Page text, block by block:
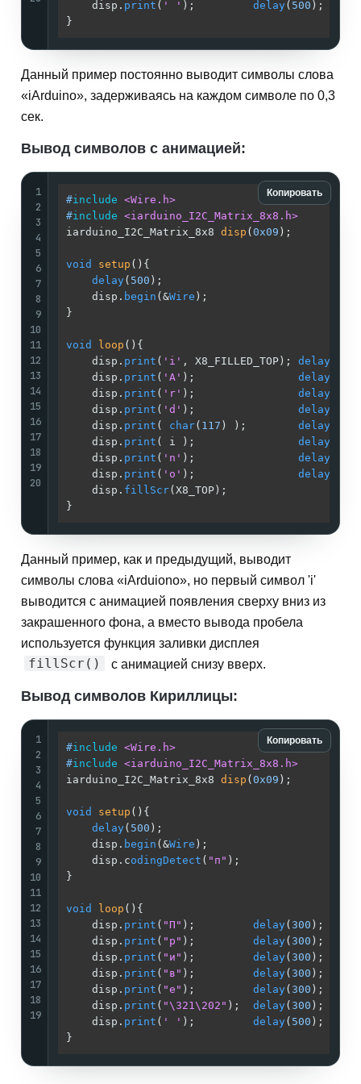
    disp.
print ( ' ' ); delay( 500
Данный пример постоянно выводит символы слова
«iArduino», задерживаясь на каждом символе по 0,3
сек.
Вывод символов с анимацией:
Копировать
1
2
3
4
5
6
7
8
9
10
11
12
13
14
15
16
17
18
19
20
#include <Wire.h>
#include <iarduino_I2C_Matrix_8x8.h>
iarduino_I2C_Matrix_8x8 disp ( 0x09 )
void setup ()
delay( 500
    disp.
begin (&Wire
void loop ()
    disp.
print ( 'i' , X8_FILLED_TOP); delay
    disp.
print ( 'A' ); delay
    disp.
print ( 'r' ); delay
    disp.
print ( 'd' ); delay
    disp.
print ( char( 117 ) ); delay
    disp.
print ( i ); delay
    disp.
print ( 'n' ); delay
    disp.
print ( 'o' ); delay
    disp.
fillScr
Данный пример, как и предыдущий, выводит
символы слова «iArduiono», но первый символ 'i'
выводится с анимацией появления сверху вниз из
закрашенного фона, а вместо вывода пробела
используется функция заливки дисплея
fillScr() с анимацией снизу вверх.
Вывод символов Кириллицы:
Копировать
1
2
3
4
5
6
7
8
9
10
11
12
13
14
15
16
17
18
19
#include <Wire.h>
#include <iarduino_I2C_Matrix_8x8.h>
iarduino_I2C_Matrix_8x8 disp ( 0x09 )
void setup ()
delay( 500
    disp.
begin (&Wire
    disp.с
odingDetect ( "п"
void loop ()
    disp.
print ( "П" ); delay( 300
    disp.
print ( "р" ); delay( 300
    disp.
print ( "и" ); delay( 300
    disp.
print ( "в" ); delay( 300
    disp.
print ( "е" ); delay( 300
    disp.
print ( "\321\202" ); delay( 300
    disp.
print ( ' ' ); delay( 500